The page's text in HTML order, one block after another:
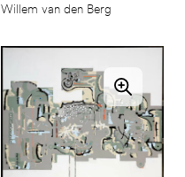
Willem van den Berg